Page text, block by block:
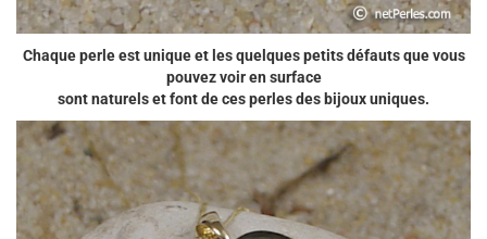
Chaque perle est unique et les quelques petits défauts que vous
pouvez voir en surface
sont naturels et font de ces perles des bijoux uniques.